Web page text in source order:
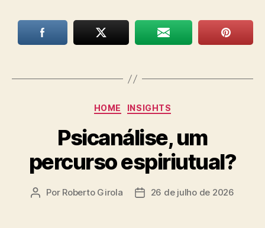
Categorias
HOME INSIGHTS
Psicanálise, um
percurso espiriutual?
Autor
Por Roberto Girola
Data26 de julho de 2026